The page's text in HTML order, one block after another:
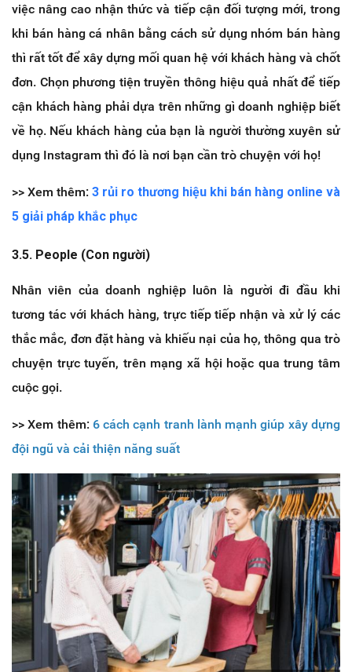
việc nâng cao nhận thức và tiếp cận đối tượng mới, trong
khi bán hàng cá nhân bằng cách sử dụng nhóm bán hàng
thì rất tốt để xây dựng mối quan hệ với khách hàng và chốt
đơn. Chọn phương tiện truyền thông hiệu quả nhất để tiếp
cận khách hàng phải dựa trên những gì doanh nghiệp biết
về họ. Nếu khách hàng của bạn là người thường xuyên sử
dụng Instagram thì đó là nơi bạn cần trò chuyện với họ!
>> Xem thêm: 3 rủi ro thương hiệu khi bán hàng online và
5 giải pháp khắc phục
3.5. People (Con người)
Nhân viên của doanh nghiệp luôn là người đi đầu khi
tương tác với khách hàng, trực tiếp tiếp nhận và xử lý các
thắc mắc, đơn đặt hàng và khiếu nại của họ, thông qua trò
chuyện trực tuyến, trên mạng xã hội hoặc qua trung tâm
cuộc gọi.
>> Xem thêm: 6 cách cạnh tranh lành mạnh giúp xây dựng
đội ngũ và cải thiện năng suất